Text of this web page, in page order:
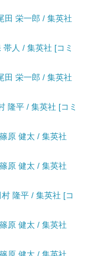
田 栄一郎 / 集英社
人 / 集英社 [コミ
田 栄一郎 / 集英社
隆平 / 集英社 [コミ
原 健太 / 集英社
原 健太 / 集英社
隆平 / 集英社 [コ
原 健太 / 集英社